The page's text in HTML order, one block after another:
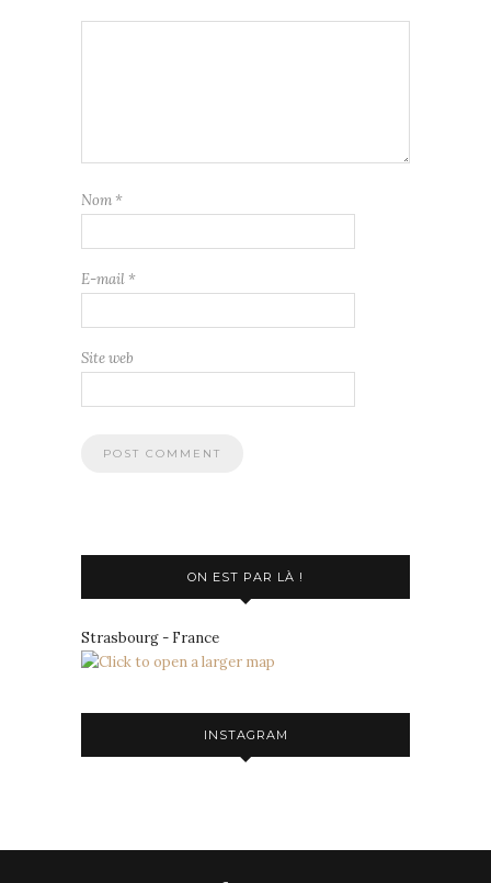
Nom *
E-mail *
Site web
ON EST PAR LÀ !
Strasbourg - France
INSTAGRAM